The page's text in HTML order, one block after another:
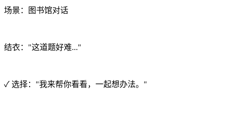
场景：图书馆对话
结衣："这道题好难..."
✓ 选择："我来帮你看看，一起想办法。"